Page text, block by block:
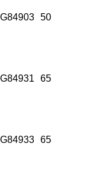
G84903 50
G84931 65
G84933 65